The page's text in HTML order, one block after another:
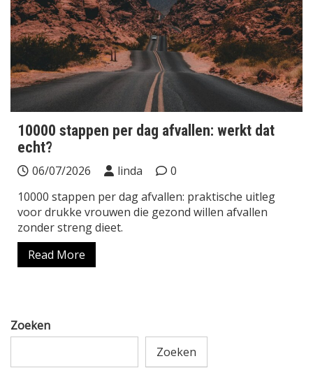
10000 stappen per dag afvallen: werkt dat
echt?
06/07/2026 linda
0
10000 stappen per dag afvallen: praktische uitleg
voor drukke vrouwen die gezond willen afvallen
zonder streng dieet.
Read More
Zoeken
Zoeken